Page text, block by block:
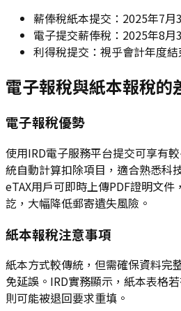
薪俸稅紙本提交：2025年7月
電子提交薪俸稅：2025年8月
利得稅提交：視乎會計年度
電子報稅與紙本報稅的
電子報稅優勢
使用IRD電子服務平台提交可享有
統自動計算扣除項目，適合熟悉科
eTAX用戶可即時上傳PDF證明文
訖，大幅降低郵寄遺失風險。
紙本報稅注意事項
紙本方式較傳統，但需確保資料完
免延誤。IRD實務顯示，紙本表格
則可能被退回要求重填。